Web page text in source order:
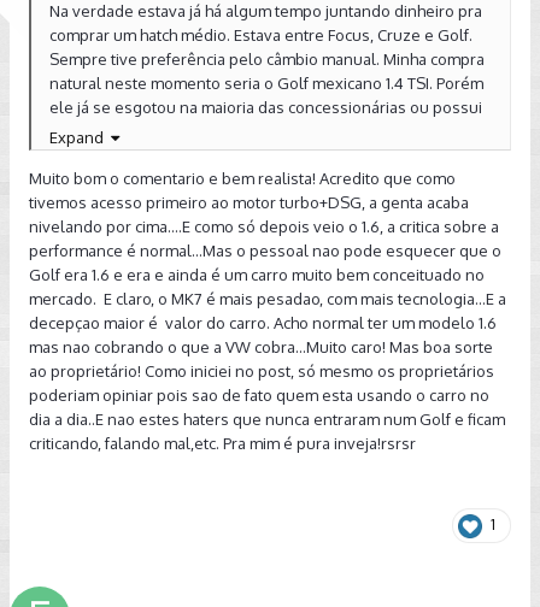
Na verdade estava já há algum tempo juntando dinheiro pra
comprar um hatch médio. Estava entre Focus, Cruze e Golf.
Sempre tive preferência pelo câmbio manual. Minha compra
natural neste momento seria o Golf mexicano 1.4 TSI. Porém
ele já se esgotou na maioria das concessionárias ou possui
pacotes que ficam fora do meu orçamento.
O cruze eu acabei descartando, apesar de ter gostado de
fazer o TD, porque ele vai ficar defasado em breve e achei
ele demasiado comprido pra minha pequena garagem.
Por fim, acabei ficando entre dois carros, ambos modelo
basicão: Focus 1.6 MT ou Golf MSI 1.6 MT. Fiz o test drive nos
dois. Gostei mais do motor do Focus, um pouco mais
esperto. Porém vi que o Golf é um carro que parece
depreciar menos, e por dentro o acabamento da VW eu
achei bem melhor que o da Ford.
Daí fiz um TD no Golf MSI automático. Acabei gostando,
principalmente pelo acabamento. Pra falar a verdade, o
seria razoavelmente melhor que o automatico. Mas, nesse
primeiro dia que andei nele, achei ele meio lerdo, não muito
muitíssimo melhor, claro.
Expand
Muito bom o comentario e bem realista! Acredito que como
tivemos acesso primeiro ao motor turbo+DSG, a genta acaba
nivelando por cima....E como só depois veio o 1.6, a critica sobre a
performance é normal...Mas o pessoal nao pode esquecer que o
Golf era 1.6 e era e ainda é um carro muito bem conceituado no
mercado. E claro, o MK7 é mais pesadao, com mais tecnologia...E a
decepçao maior é valor do carro. Acho normal ter um modelo 1.6
mas nao cobrando o que a VW cobra...Muito caro! Mas boa sorte
ao proprietário! Como iniciei no post, só mesmo os proprietários
poderiam opiniar pois sao de fato quem esta usando o carro no
dia a dia..E nao estes haters que nunca entraram num Golf e ficam
criticando, falando mal,etc. Pra mim é pura inveja!rsrsr
1